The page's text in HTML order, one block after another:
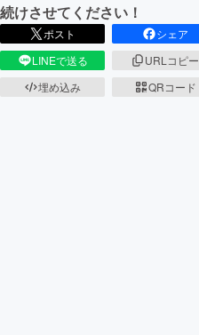
続けさせてください！
ポスト
シェア
LINEで送る
URLコピー
埋め込み
QRコード